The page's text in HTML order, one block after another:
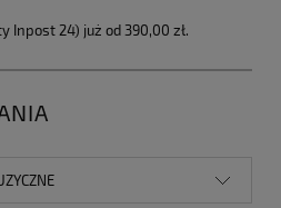
Inpost 24) już od 390,00 zł.